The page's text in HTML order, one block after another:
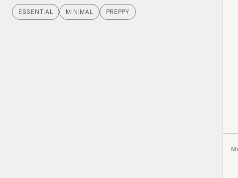
ESSENTIAL MINIMAL PREPPY